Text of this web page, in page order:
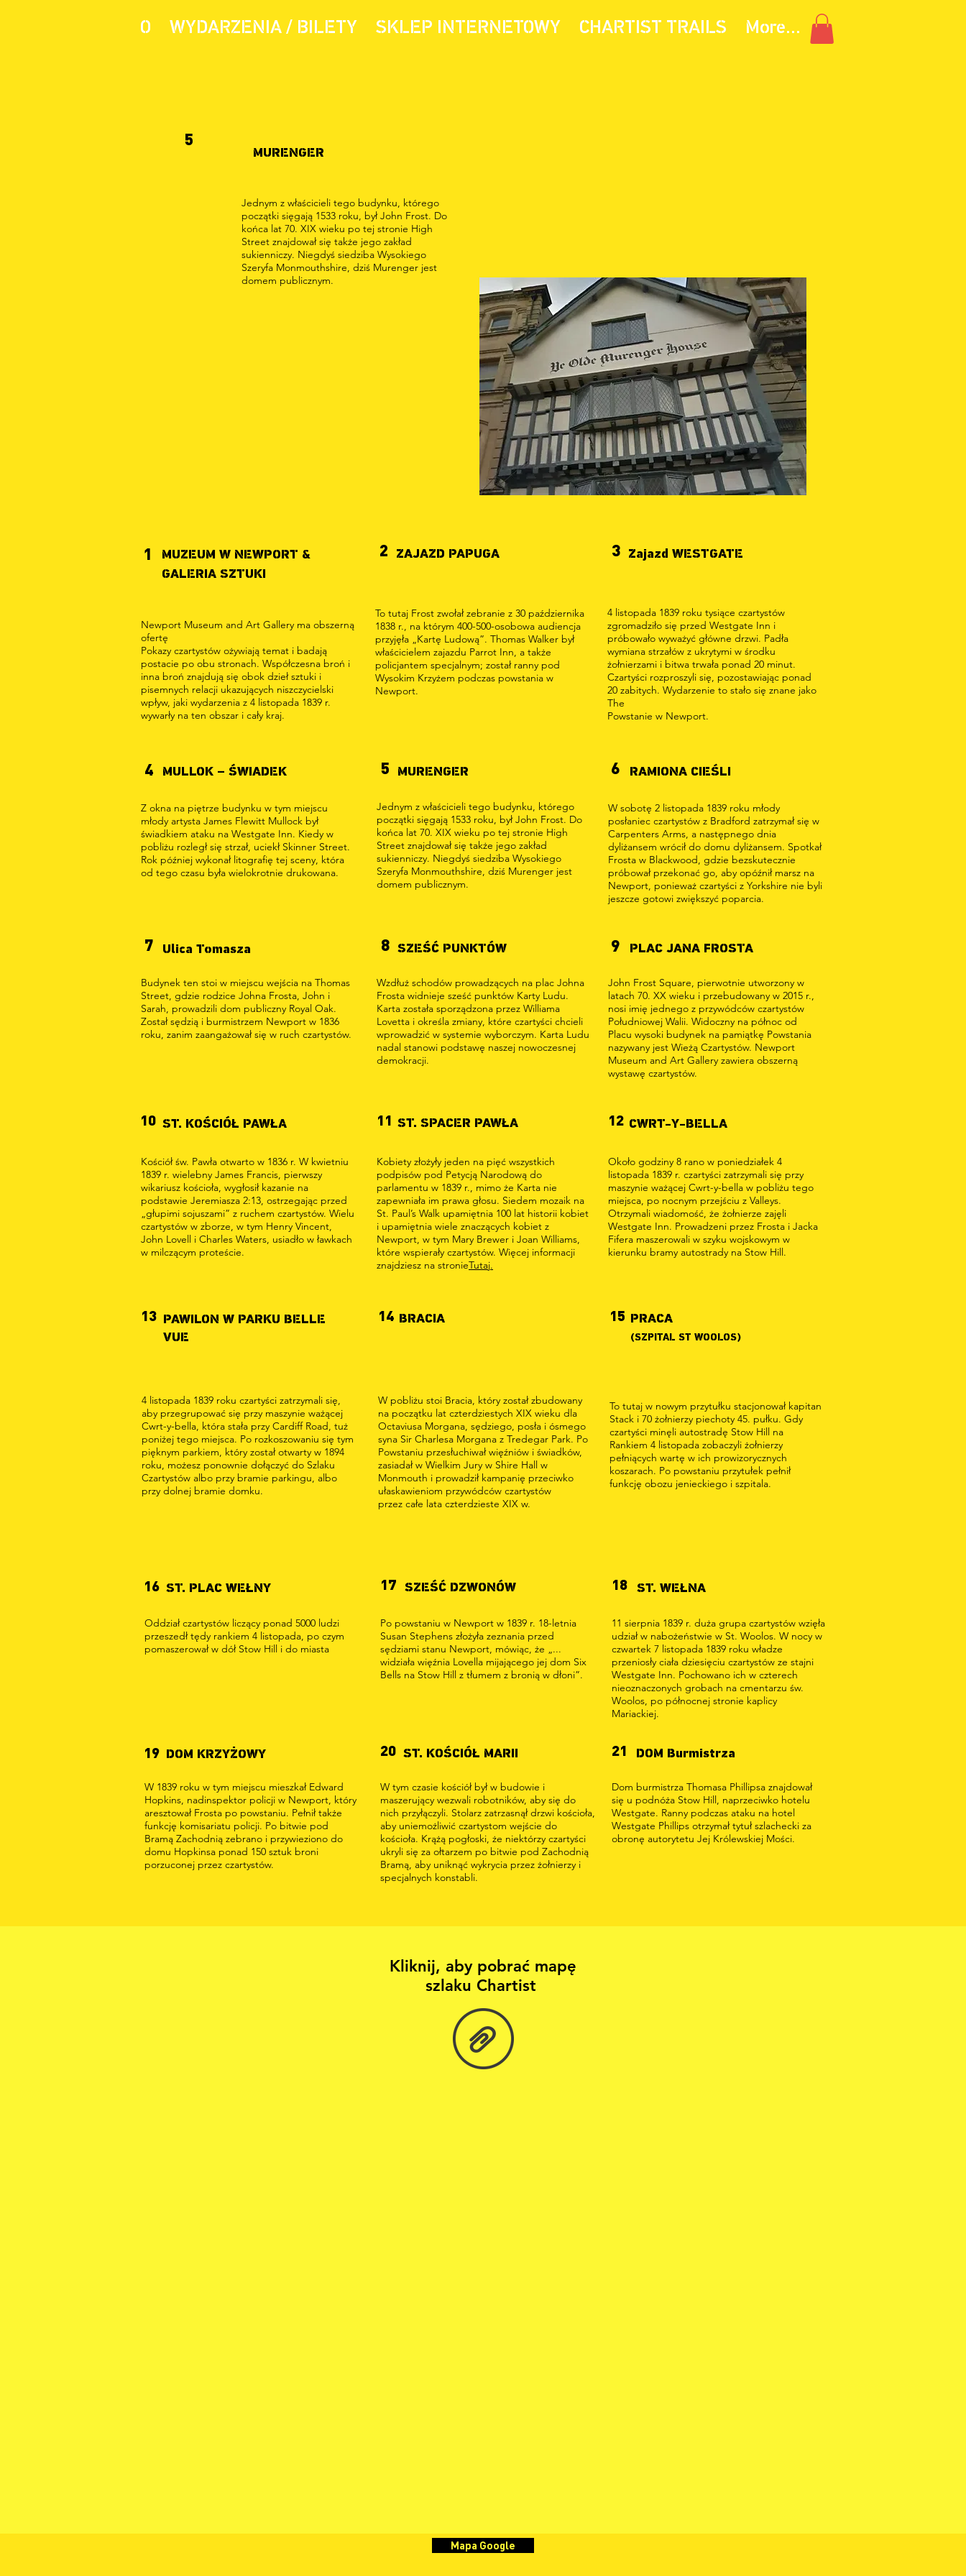
O WYDARZENIA / BILETY SKLEP INTERNETOWY CHARTIST TRAILS More...
5
MURENGER
Jednym z właścicieli tego budynku, którego
początki sięgają 1533 roku, był John Frost. Do
końca lat 70. XIX wieku po tej stronie High
Street znajdował się także jego zakład
sukienniczy. Niegdyś siedziba Wysokiego
Szeryfa Monmouthshire, dziś Murenger jest
domem publicznym.
1
MUZEUM W NEWPORT &
GALERIA SZTUKI
2 ZAJAZD PAPUGA 3 Zajazd WESTGATE
Newport Museum and Art Gallery ma obszerną
ofertę
Pokazy czartystów ożywiają temat i badają
postacie po obu stronach. Współczesna broń i
inna broń znajdują się obok dzieł sztuki i
pisemnych relacji ukazujących niszczycielski
wpływ, jaki wydarzenia z 4 listopada 1839 r.
wywarły na ten obszar i cały kraj.
To tutaj Frost zwołał zebranie z 30 października
1838 r., na którym 400-500-osobowa audiencja
przyjęła „Kartę Ludową”. Thomas Walker był
właścicielem zajazdu Parrot Inn, a także
policjantem specjalnym; został ranny pod
Wysokim Krzyżem podczas powstania w
Newport.
4 listopada 1839 roku tysiące czartystów
zgromadziło się przed Westgate Inn i
próbowało wyważyć główne drzwi. Padła
wymiana strzałów z ukrytymi w środku
żołnierzami i bitwa trwała ponad 20 minut.
Czartyści rozproszyli się, pozostawiając ponad
20 zabitych. Wydarzenie to stało się znane jako
The
Powstanie w Newport.
4 MULLOK – ŚWIADEK
Z okna na piętrze budynku w tym miejscu
młody artysta James Flewitt Mullock był
świadkiem ataku na Westgate Inn. Kiedy w
pobliżu rozległ się strzał, uciekł Skinner Street.
Rok później wykonał litografię tej sceny, która
od tego czasu była wielokrotnie drukowana.
5 MURENGER
Jednym z właścicieli tego budynku, którego
początki sięgają 1533 roku, był John Frost. Do
końca lat 70. XIX wieku po tej stronie High
Street znajdował się także jego zakład
sukienniczy. Niegdyś siedziba Wysokiego
Szeryfa Monmouthshire, dziś Murenger jest
domem publicznym.
6 RAMIONA CIEŚLI
W sobotę 2 listopada 1839 roku młody
posłaniec czartystów z Bradford zatrzymał się w
Carpenters Arms, a następnego dnia
dyliżansem wrócił do domu dyliżansem. Spotkał
Frosta w Blackwood, gdzie bezskutecznie
próbował przekonać go, aby opóźnił marsz na
Newport, ponieważ czartyści z Yorkshire nie byli
jeszcze gotowi zwiększyć poparcia.
7 Ulica Tomasza
Budynek ten stoi w miejscu wejścia na Thomas
Street, gdzie rodzice Johna Frosta, John i
Sarah, prowadzili dom publiczny Royal Oak.
Został sędzią i burmistrzem Newport w 1836
roku, zanim zaangażował się w ruch czartystów.
8 SZEŚĆ PUNKTÓW 9 PLAC JANA FROSTA
Wzdłuż schodów prowadzących na plac Johna
Frosta widnieje sześć punktów Karty Ludu.
Karta została sporządzona przez Williama
Lovetta i określa zmiany, które czartyści chcieli
wprowadzić w systemie wyborczym. Karta Ludu
nadal stanowi podstawę naszej nowoczesnej
demokracji.
John Frost Square, pierwotnie utworzony w
latach 70. XX wieku i przebudowany w 2015 r.,
nosi imię jednego z przywódców czartystów
Południowej Walii. Widoczny na północ od
Placu wysoki budynek na pamiątkę Powstania
nazywany jest Wieżą Czartystów. Newport
Museum and Art Gallery zawiera obszerną
wystawę czartystów.
10 ST. KOŚCIÓŁ PAWŁA 11 ST. SPACER PAWŁA 12 CWRT-Y-BELLA
Kościół św. Pawła otwarto w 1836 r. W kwietniu
1839 r. wielebny James Francis, pierwszy
wikariusz kościoła, wygłosił kazanie na
podstawie Jeremiasza 2:13, ostrzegając przed
„głupimi sojuszami” z ruchem czartystów. Wielu
czartystów w zborze, w tym Henry Vincent,
John Lovell i Charles Waters, usiadło w ławkach
w milczącym proteście.
Kobiety złożyły jeden na pięć wszystkich
podpisów pod Petycją Narodową do
parlamentu w 1839 r., mimo że Karta nie
zapewniała im prawa głosu. Siedem mozaik na
St. Paul’s Walk upamiętnia 100 lat historii kobiet
i upamiętnia wiele znaczących kobiet z
Newport, w tym Mary Brewer i Joan Williams,
które wspierały czartystów. Więcej informacji
znajdziesz na stronieTutaj.
Około godziny 8 rano w poniedziałek 4
listopada 1839 r. czartyści zatrzymali się przy
maszynie ważącej Cwrt-y-bella w pobliżu tego
miejsca, po nocnym przejściu z Valleys.
Otrzymali wiadomość, że żołnierze zajęli
Westgate Inn. Prowadzeni przez Frosta i Jacka
Fifera maszerowali w szyku wojskowym w
kierunku bramy autostrady na Stow Hill.
13 PAWILON W PARKU BELLE
VUE
14 BRACIA 15 PRACA
(SZPITAL ST WOOLOS)
4 listopada 1839 roku czartyści zatrzymali się,
aby przegrupować się przy maszynie ważącej
Cwrt-y-bella, która stała przy Cardiff Road, tuż
poniżej tego miejsca. Po rozkoszowaniu się tym
pięknym parkiem, który został otwarty w 1894
roku, możesz ponownie dołączyć do Szlaku
Czartystów albo przy bramie parkingu, albo
przy dolnej bramie domku.
W pobliżu stoi Bracia, który został zbudowany
na początku lat czterdziestych XIX wieku dla
Octaviusa Morgana, sędziego, posła i ósmego
syna Sir Charlesa Morgana z Tredegar Park. Po
Powstaniu przesłuchiwał więźniów i świadków,
zasiadał w Wielkim Jury w Shire Hall w
Monmouth i prowadził kampanię przeciwko
ułaskawieniom przywódców czartystów
przez całe lata czterdzieste XIX w.
To tutaj w nowym przytułku stacjonował kapitan
Stack i 70 żołnierzy piechoty 45. pułku. Gdy
czartyści minęli autostradę Stow Hill na
Rankiem 4 listopada zobaczyli żołnierzy
pełniących wartę w ich prowizorycznych
koszarach. Po powstaniu przytułek pełnił
funkcję obozu jenieckiego i szpitala.
16 ST. PLAC WEŁNY 17 SZEŚĆ DZWONÓW 18 ST. WEŁNA
Oddział czartystów liczący ponad 5000 ludzi
przeszedł tędy rankiem 4 listopada, po czym
pomaszerował w dół Stow Hill i do miasta
Po powstaniu w Newport w 1839 r. 18-letnia
Susan Stephens złożyła zeznania przed
sędziami stanu Newport, mówiąc, że „...
widziała więźnia Lovella mijającego jej dom Six
Bells na Stow Hill z tłumem z bronią w dłoni”.
11 sierpnia 1839 r. duża grupa czartystów wzięła
udział w nabożeństwie w St. Woolos. W nocy w
czwartek 7 listopada 1839 roku władze
przeniosły ciała dziesięciu czartystów ze stajni
Westgate Inn. Pochowano ich w czterech
nieoznaczonych grobach na cmentarzu św.
Woolos, po północnej stronie kaplicy
Mariackiej.
19 DOM KRZYŻOWY
W 1839 roku w tym miejscu mieszkał Edward
Hopkins, nadinspektor policji w Newport, który
aresztował Frosta po powstaniu. Pełnił także
funkcję komisariatu policji. Po bitwie pod
Bramą Zachodnią zebrano i przywieziono do
domu Hopkinsa ponad 150 sztuk broni
porzuconej przez czartystów.
20 ST. KOŚCIÓŁ MARII 21 DOM Burmistrza
W tym czasie kościół był w budowie i
maszerujący wezwali robotników, aby się do
nich przyłączyli. Stolarz zatrzasnął drzwi kościoła,
aby uniemożliwić czartystom wejście do
kościoła. Krążą pogłoski, że niektórzy czartyści
ukryli się za ołtarzem po bitwie pod Zachodnią
Bramą, aby uniknąć wykrycia przez żołnierzy i
specjalnych konstabli.
Dom burmistrza Thomasa Phillipsa znajdował
się u podnóża Stow Hill, naprzeciwko hotelu
Westgate. Ranny podczas ataku na hotel
Westgate Phillips otrzymał tytuł szlachecki za
obronę autorytetu Jej Królewskiej Mości.
Kliknij, aby pobrać mapę
szlaku Chartist
Mapa Google